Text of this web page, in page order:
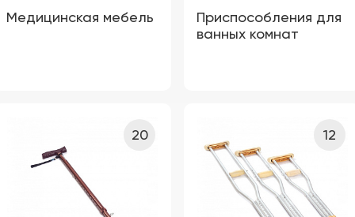
Медицинская мебель
Приспособления для
ванных комнат
20 12